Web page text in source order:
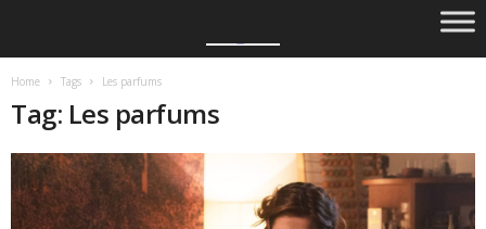
Home Tags Les parfums
Tag: Les parfums